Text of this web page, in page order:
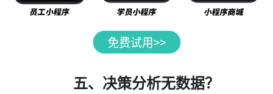
五、决策分析无数据？